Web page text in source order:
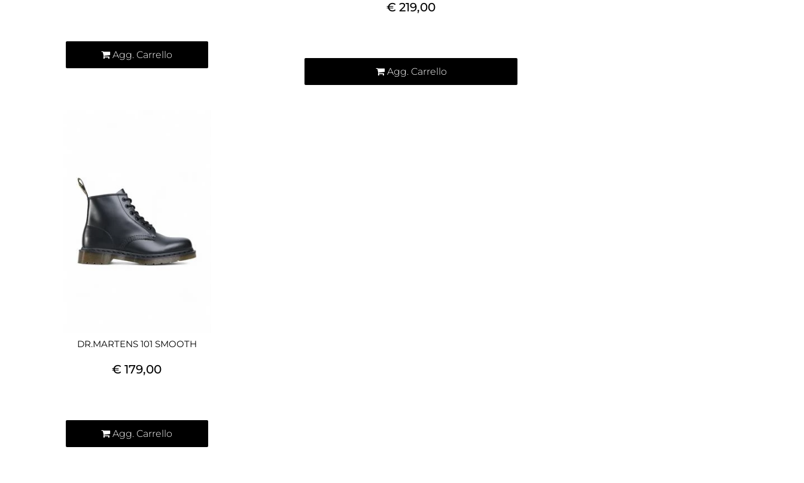
Agg. Carrello
€ 219,00
Agg. Carrello
DR.MARTENS 101 SMOOTH
€ 179,00
Agg. Carrello